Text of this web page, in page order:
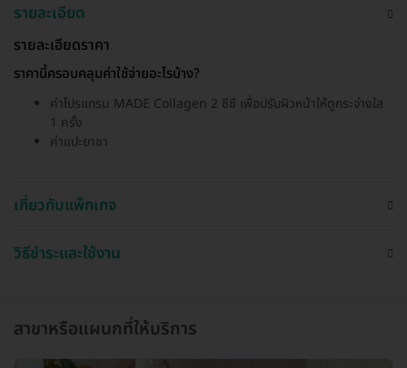
รายละเอียด
รายละเอียดราคา
ราคานี้ครอบคลุมค่าใช้จ่ายอะไรบ้าง?
ค่าโปรแกรม MADE Collagen 2 ซีซี เพื่อปรับผิวหน้าให้ดูกระจ่างใส
1 ครั้ง
ค่าแปะยาชา
เกี่ยวกับแพ็กเกจ
วิธีชำระและใช้งาน
สาขาหรือแผนกที่ให้บริการ